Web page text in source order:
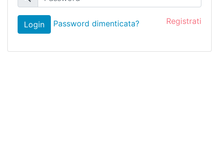
Login Password dimenticata? Registrati